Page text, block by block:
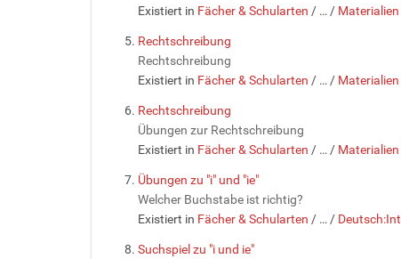
Existiert in Fächer & Schularten / … /
Rechtschreibung
Rechtschreibung
Existiert in Fächer & Schularten / … /
Rechtschreibung
Übungen zur Rechtschreibung
Existiert in Fächer & Schularten / … /
Übungen zu "i" und "ie"
Welcher Buchstabe ist richtig?
Existiert in Fächer & Schularten / … /
Suchspiel zu "i und ie"